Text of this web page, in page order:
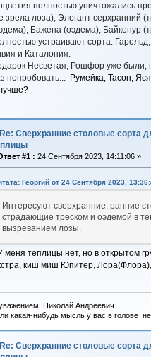
полностью уничтожались
зрела лоза), Элегант серхранний
Бажена (оэдема), Байконур
устраивают сорта:
и Каталония.
Несветая, Рошфор уже были,
попробовать... Румейка, Тасон,
Re: Сверхранние столовые сорта
#1 : 24 Сентября 2023, 14:11:06 »
Георгий от 24 Сентября 2023,
Интересуют сверхранние, ранние
страдающие треском и оэдемой в
вызреванием лозы.
меня теплицы нет, но в открытом
киш миш Юпитер,
Николай Андреевич.
какая-нибудь мысль у вас в голове
Re: Сверхранние столовые сорта